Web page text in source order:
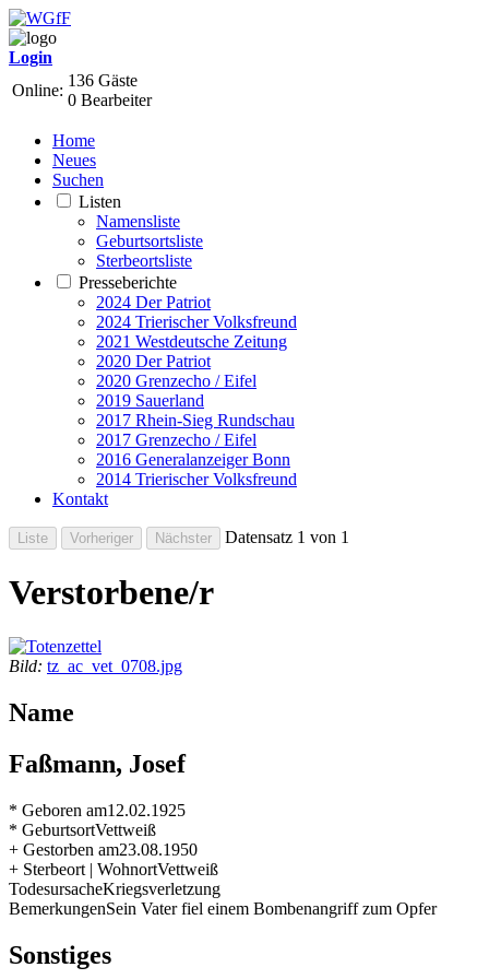
Login
Online:
136 Gäste
0 Bearbeiter
Home
Neues
Suchen
Listen
Namensliste
Geburtsortsliste
Sterbeortsliste
Presseberichte
2024 Der Patriot
2024 Trierischer Volksfreund
2021 Westdeutsche Zeitung
2020 Der Patriot
2020 Grenzecho / Eifel
2019 Sauerland
2017 Rhein-Sieg Rundschau
2017 Grenzecho / Eifel
2016 Generalanzeiger Bonn
2014 Trierischer Volksfreund
Kontakt
Datensatz 1 von 1
Verstorbene/r
Bild: tz_ac_vet_0708.jpg
Name
Faßmann, Josef
* Geboren am12.02.1925
* GeburtsortVettweiß
+ Gestorben am23.08.1950
+ Sterbeort | WohnortVettweiß
TodesursacheKriegsverletzung
BemerkungenSein Vater fiel einem Bombenangriff zum Opfer
Sonstiges